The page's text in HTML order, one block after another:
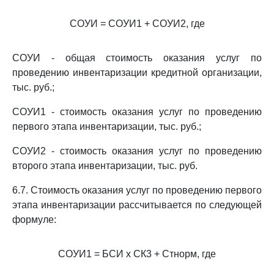
СОУИ = СОУИ1 + СОУИ2, где
СОУИ - общая стоимость оказания услуг по
проведению инвентаризации кредитной организации,
тыс. руб.;
СОУИ1 - стоимость оказания услуг по проведению
первого этапа инвентаризации, тыс. руб.;
СОУИ2 - стоимость оказания услуг по проведению
второго этапа инвентаризации, тыс. руб.
6.7. Стоимость оказания услуг по проведению первого
этапа инвентаризации рассчитывается по следующей
формуле:
СОУИ1 = БСИ x СК3 + Стнорм, где